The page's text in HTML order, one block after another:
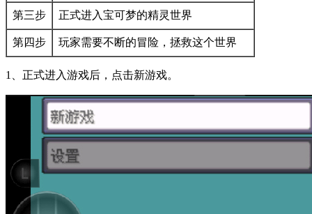
第三步 正式进入宝可梦的精灵世界
第四步 玩家需要不断的冒险，拯救这个世界
1、正式进入游戏后，点击新游戏。